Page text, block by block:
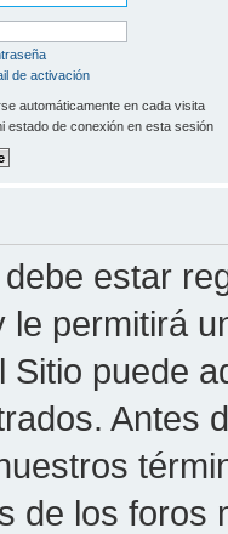
de activación
automáticamente en cada visita
estado de conexión en esta sesión
estar
le permitirá
Sitio puede
Antes
de los foros